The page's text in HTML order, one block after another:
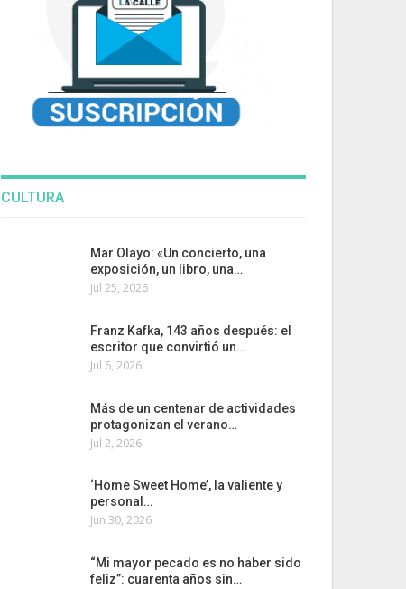
CULTURA
Mar Olayo: «Un concierto, una
exposición, un libro, una…
Jul 25, 2026
Franz Kafka, 143 años después: el
escritor que convirtió un…
Jul 6, 2026
Más de un centenar de actividades
protagonizan el verano…
Jul 2, 2026
‘Home Sweet Home’, la valiente y
personal…
Jun 30, 2026
“Mi mayor pecado es no haber sido
feliz”: cuarenta años sin…